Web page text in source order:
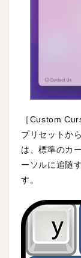
［Custom
プリセットか
は、標準のカ
ーソルに追随
す。